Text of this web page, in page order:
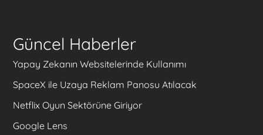
Güncel Haberler
Yapay Zekanın Websitelerinde Kullanımı
SpaceX ile Uzaya Reklam Panosu Atılacak
Netflix Oyun Sektörüne Giriyor
Google Lens